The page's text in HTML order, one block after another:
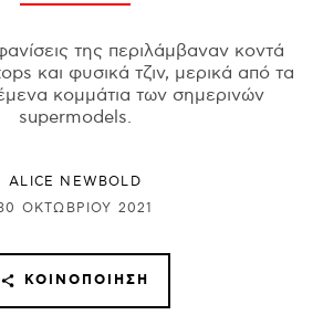
της περιλάμβαναν κοντά
και φυσικά τζιν, μερικά από τα
κομμάτια των σημερινών
supermodels.
ALICE NEWBOLD
ΟΚΤΩΒΡΊΟΥ 2021
ΚΟΙΝΟΠΟΊΗΣΗ